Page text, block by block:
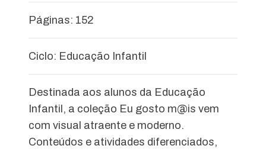
Páginas: 152
Ciclo: Educação Infantil
Destinada aos alunos da Educação
Infantil, a coleção Eu gosto m@is vem
com visual atraente e moderno.
Conteúdos e atividades diferenciados,